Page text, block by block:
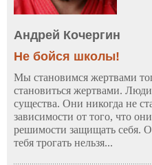
Андрей Кочергин
Не бойся школы!
Мы становимся жертвами
становиться жертвами.
существа. Они никогда не
зависимости от того, что
решимости защищать себя.
тебя трогать нельзя...